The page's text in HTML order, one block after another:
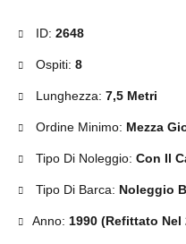
ID: 2648
Ospiti: 8
Lunghezza: 7,5 Metri
Ordine Minimo: Mezza
Tipo Di Noleggio: Con Il
Tipo Di Barca: Noleggio
Anno: 1990 (Refittato Nel